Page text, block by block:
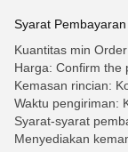
Syarat
Kuantitas min
Harga: Confirm the
Kemasan rincian:
Waktu pengiriman:
Syarat-syarat
Menyediakan